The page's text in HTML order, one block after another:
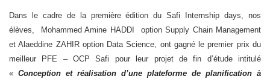
Dans le cadre de la première édition du Safi Internship days, nos
élèves, Mohammed Amine HADDI option Supply Chain Management
et Alaeddine ZAHIR option Data Science, ont gagné le premier prix du
meilleur PFE – OCP Safi pour leur projet de fin d’étude intitulé
« Conception et réalisation d’une plateforme de planification à